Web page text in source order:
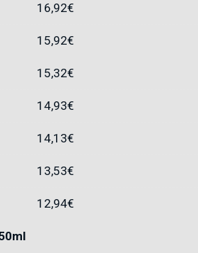
16,92€
15,92€
15,32€
14,93€
14,13€
13,53€
12,94€